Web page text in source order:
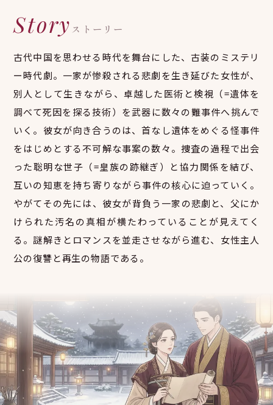
Story ストーリー
古代中国を思わせる時代を舞台にした、古装のミステリ
ー時代劇。一家が惨殺される悲劇を生き延びた女性が、
別人として生きながら、卓越した医術と検視（=遺体を
調べて死因を探る技術）を武器に数々の難事件へ挑んで
いく。彼女が向き合うのは、首なし遺体をめぐる怪事件
をはじめとする不可解な事案の数々。捜査の過程で出会
った聡明な世子（=皇族の跡継ぎ）と協力関係を結び、
互いの知恵を持ち寄りながら事件の核心に迫っていく。
やがてその先には、彼女が背負う一家の悲劇と、父にか
けられた汚名の真相が横たわっていることが見えてく
る。謎解きとロマンスを並走させながら進む、女性主人
公の復讐と再生の物語である。